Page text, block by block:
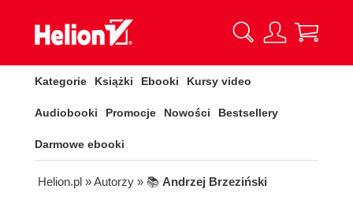
Kategorie Książki Ebooki Kursy video
Audiobooki Promocje Nowości Bestsellery
Darmowe ebooki
Helion.pl » Autorzy » 📚 Andrzej Brzeziński